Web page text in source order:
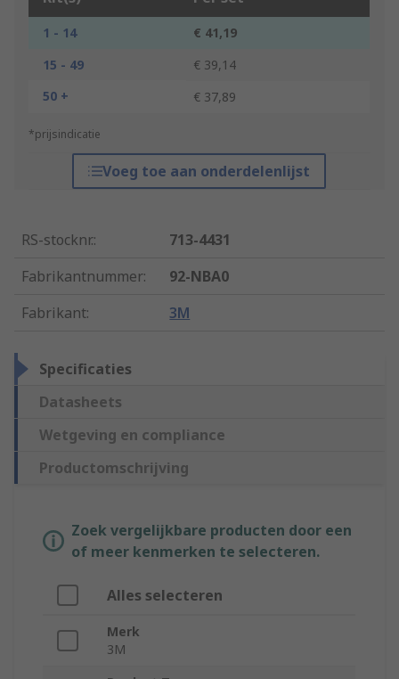
1 - 14
€ 41,19
15 - 49
€ 39,14
50 +
€ 37,89
*prijsindicatie
Voeg toe aan onderdelenlijst
RS-stocknr.:
713-4431
Fabrikantnummer:
92-NBA0
Fabrikant: 3M
Specificaties
Datasheets
Wetgeving en compliance
Productomschrijving
Zoek vergelijkbare producten door een
of meer kenmerken te selecteren.
Alles selecteren
Merk
3M